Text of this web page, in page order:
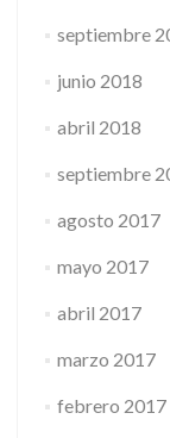
septiembre
junio 2018
abril 2018
septiembre
agosto 2017
mayo 2017
abril 2017
marzo 2017
febrero 2017